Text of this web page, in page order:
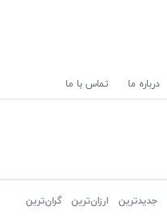
درباره ما تماس با ما
جدیدترین ارزان‌ترین گران‌ترین